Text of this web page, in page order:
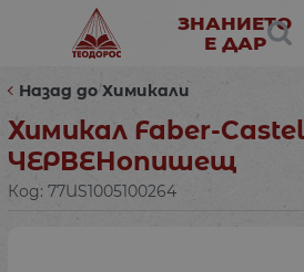
ЗНАНИЕТО
Е ДАР
Назад до Химикали
Химикал Faber-
ЧЕРВЕНопишещ
Код: 77US1005100264